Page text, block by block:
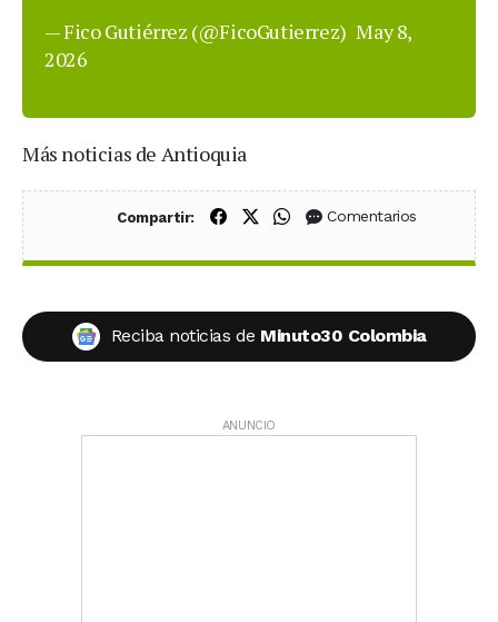
— Fico Gutiérrez (@FicoGutierrez) May 8,
2026
Más noticias de Antioquia
Compartir: Compartir en Facebook
Compartir en X (Twitter)
Compartir en WhatsApp
Comentarios
Reciba noticias de Minuto30 Colombia
ANUNCIO